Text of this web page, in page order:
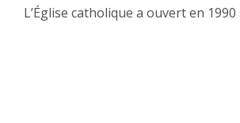
L’Église catholique a ouvert en